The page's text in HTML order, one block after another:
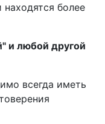
находятся более
и любой другой
всегда иметь